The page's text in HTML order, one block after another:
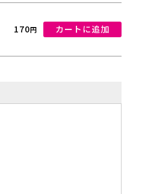
170円 カートに追加